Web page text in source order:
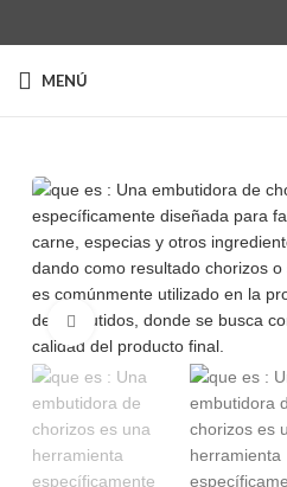
MENÚ
Clic para ampliar